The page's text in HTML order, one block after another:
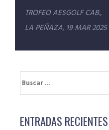
Navegación
de
entradas
TROFEO AESGOLF CAB.,
LA PEÑAZA, 19 MAR 2025
Buscar:
ENTRADAS RECIENTES